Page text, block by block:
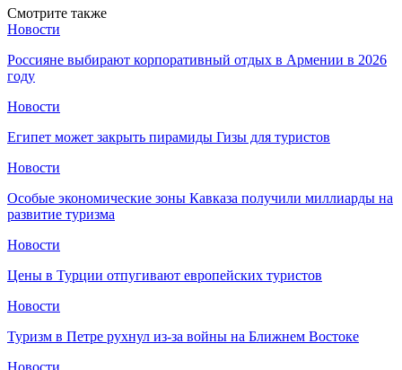
Смотрите также
Новости
Россияне выбирают корпоративный отдых в Армении в 2026
году
Новости
Египет может закрыть пирамиды Гизы для туристов
Новости
Особые экономические зоны Кавказа получили миллиарды на
развитие туризма
Новости
Цены в Турции отпугивают европейских туристов
Новости
Туризм в Петре рухнул из-за войны на Ближнем Востоке